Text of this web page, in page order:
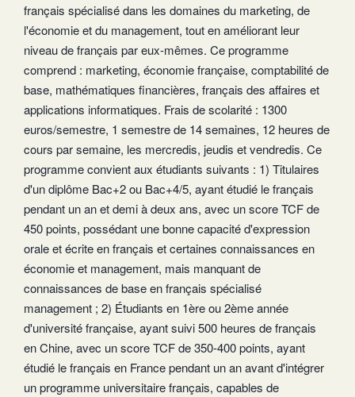
français spécialisé dans les domaines du marketing, de
l'économie et du management, tout en améliorant leur
niveau de français par eux-mêmes. Ce programme
comprend : marketing, économie française, comptabilité de
base, mathématiques financières, français des affaires et
applications informatiques. Frais de scolarité : 1300
euros/semestre, 1 semestre de 14 semaines, 12 heures de
cours par semaine, les mercredis, jeudis et vendredis. Ce
programme convient aux étudiants suivants : 1) Titulaires
d'un diplôme Bac+2 ou Bac+4/5, ayant étudié le français
pendant un an et demi à deux ans, avec un score TCF de
450 points, possédant une bonne capacité d'expression
orale et écrite en français et certaines connaissances en
économie et management, mais manquant de
connaissances de base en français spécialisé
management ; 2) Étudiants en 1ère ou 2ème année
d'université française, ayant suivi 500 heures de français
en Chine, avec un score TCF de 350-400 points, ayant
étudié le français en France pendant un an avant d'intégrer
un programme universitaire français, capables de